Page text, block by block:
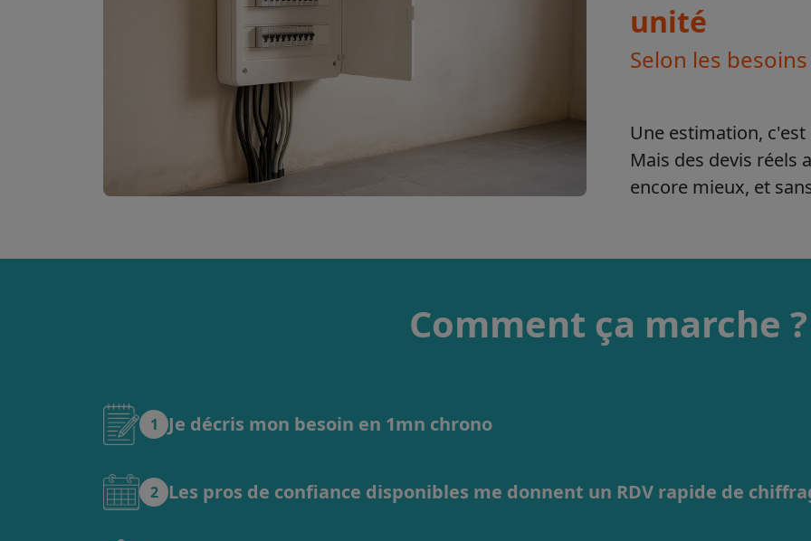
unité
Selon les besoins
Une estimation, c'est
Mais des devis réels
encore mieux, et
Comment ça marche ?
1 Je décris mon besoin en 1mn chrono
2 Les pros de confiance disponibles me donnent un RDV rapide de